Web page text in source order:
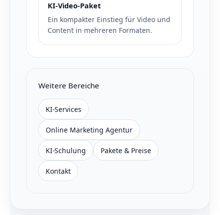
KI-Video-Paket
Ein kompakter Einstieg für Video und
Content in mehreren Formaten.
Weitere Bereiche
KI-Services
Online Marketing Agentur
KI-Schulung Pakete & Preise
Kontakt